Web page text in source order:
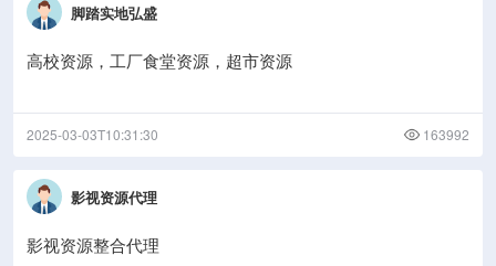
脚踏实地弘盛
高校资源，工厂食堂资源，超市资源
2025-03-03T10:31:30 163992
影视资源代理
影视资源整合代理